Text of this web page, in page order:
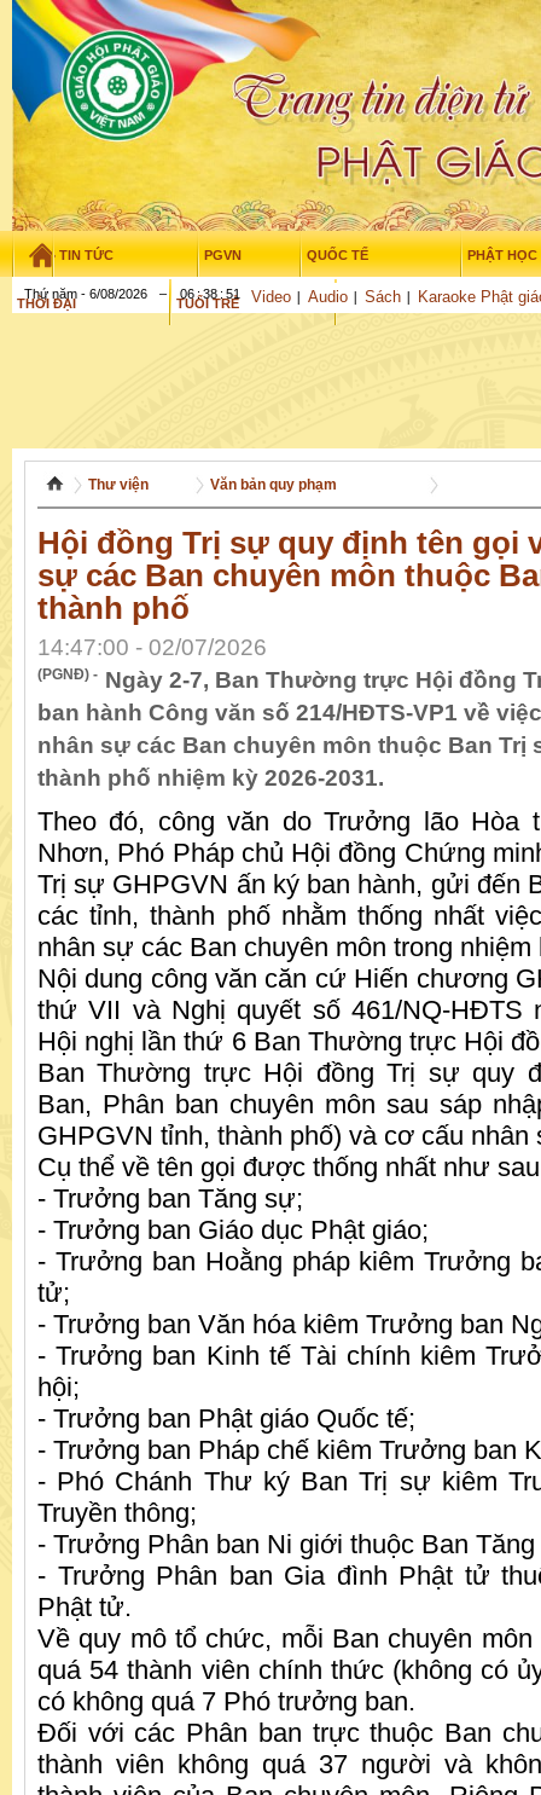
TIN TỨC PGVN QUỐC TẾ PHẬT HỌC
THỜI ĐẠI TUỔI TRẺ NGHIÊN CỨU
Video Audio Sách Karaoke Phật
Thứ năm - 6/08/2026 – 06:38 : 52
Thư viện Văn bản quy phạm
Hội đồng Trị sự quy định tên gọi
sự các Ban chuyên môn thuộc
thành phố
14:47:00 - 02/07/2026
(PGNĐ) - Ngày 2-7, Ban Thường trực Hội đồng
ban hành Công văn số 214/HĐTS-VP1 về
nhân sự các Ban chuyên môn thuộc Ban Trị
thành phố nhiệm kỳ 2026-2031.
Theo đó, công văn do Trưởng lão Hòa
Nhơn, Phó Pháp chủ Hội đồng Chứng
Trị sự GHPGVN ấn ký ban hành, gửi đến
các tỉnh, thành phố nhằm thống nhất
nhân sự các Ban chuyên môn trong nhiệm
Nội dung công văn căn cứ Hiến chương
thứ VII và Nghị quyết số 461/NQ-HĐTS
Hội nghị lần thứ 6 Ban Thường trực Hội
Ban Thường trực Hội đồng Trị sự quy
Ban, Phân ban chuyên môn sau sáp
GHPGVN tỉnh, thành phố) và cơ cấu
Cụ thể về tên gọi được thống nhất như
- Trưởng ban Tăng sự;
- Trưởng ban Giáo dục Phật giáo;
- Trưởng ban Hoằng pháp kiêm Trưởng
tử;
- Trưởng ban Văn hóa kiêm Trưởng ban
- Trưởng ban Kinh tế Tài chính kiêm
hội;
- Trưởng ban Phật giáo Quốc tế;
- Trưởng ban Pháp chế kiêm Trưởng ban
- Phó Chánh Thư ký Ban Trị sự kiêm
Truyền thông;
- Trưởng Phân ban Ni giới thuộc Ban
- Trưởng Phân ban Gia đình Phật tử
Phật tử.
Về quy mô tổ chức, mỗi Ban chuyên
quá 54 thành viên chính thức (không có
có không quá 7 Phó trưởng ban.
Đối với các Phân ban trực thuộc Ban
thành viên không quá 37 người và